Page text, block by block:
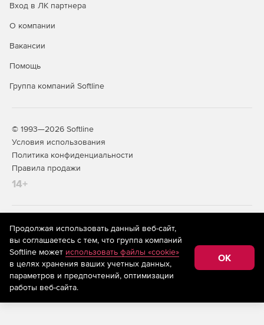
Вход в ЛК партнера
О компании
Вакансии
Помощь
Группа компаний Softline
© 1993—2026 Softline
Условия использования
Политика конфиденциальности
Правила продажи
14+
На информационном ресурсе store.softline.ru применяются
рекомендательные технологии
(информационные технологии
предоставления информации на основе сбора,
систематизации и анализа сведений, относящихся к
предпочтениям пользователей сети «Интернет»,
находящихся на территории Российской Федерации)
Продолжая использовать данный веб-сайт,
вы соглашаетесь с тем, что группа компаний
Softline может использовать файлы «cookie»
в целях хранения ваших учетных данных,
параметров и предпочтений, оптимизации
работы веб-сайта.
OK